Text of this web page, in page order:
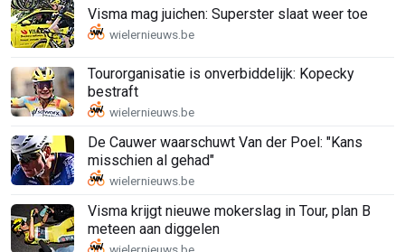
Visma mag juichen: Superster slaat weer toe
Tourorganisatie is onverbiddelijk: Kopecky
bestraft
De Cauwer waarschuwt Van der Poel: "Kans
misschien al gehad"
Visma krijgt nieuwe mokerslag in Tour, plan B
meteen aan diggelen